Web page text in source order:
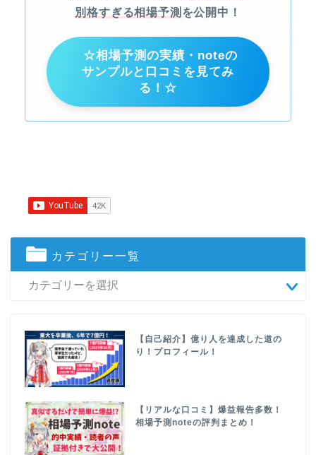
別格すぎる相場予測 を公開中！
☆相場予測の実績・noteの
サンプルと口コミを見てみ
る！☆
カテゴリー一覧
【自己紹介】億り人を達成した道の
り！プロフィール！
【リアルな口コミ】爆益報告多数！
相場予測noteの評判まとめ！